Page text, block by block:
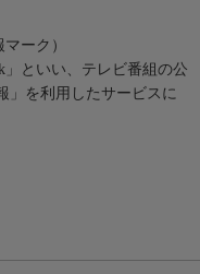
ーク）
」といい、テレビ番組の公
」を利用したサービスに